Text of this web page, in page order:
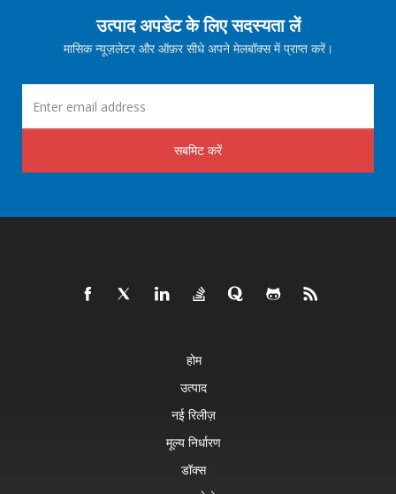
उत्पाद अपडेट के लिए सदस्यता लें
मासिक न्यूज़लेटर और ऑफ़र सीधे अपने मेलबॉक्स में प्राप्त करें।
सबमिट करें
होम
उत्पाद
नई रिलीज़
मूल्य निर्धारण
डॉक्स